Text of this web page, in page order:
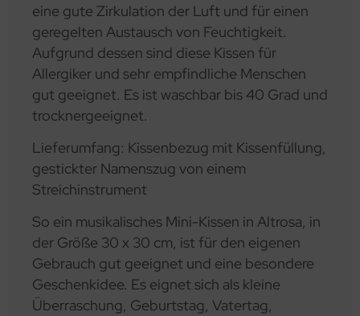
eine gute Zirkulation der Luft und für einen
geregelten Austausch von Feuchtigkeit.
Aufgrund dessen sind diese Kissen für
Allergiker und sehr empfindliche Menschen
gut geeignet. Es ist waschbar bis 40 Grad und
trocknergeeignet.
Lieferumfang: Kissenbezug mit Kissenfüllung,
gestickter Namenszug von einem
Streichinstrument
So ein musikalisches Mini-Kissen in Altrosa, in
der Größe 30 x 30 cm, ist für den eigenen
Gebrauch gut geeignet und eine besondere
Geschenkidee. Es eignet sich als kleine
Überraschung, Geburtstag, Vatertag,